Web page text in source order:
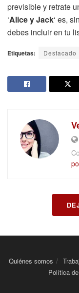
previsible y retrate
‘Alice y Jack‘ es,
debes incluir en tu
Etiquetas: Destacado
Quiénes somos
Política